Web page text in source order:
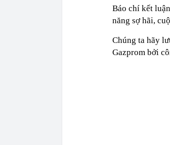
Báo chí kết
năng sợ hãi,
Chúng ta hãy
Gazprom bởi